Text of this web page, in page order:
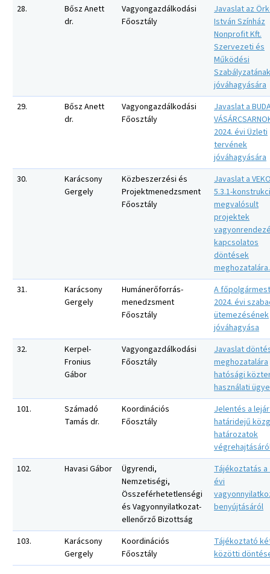
28.
Bősz Anett
dr.
Vagyongazdálkodási
Főosztály
Javaslat az
István Színház
Nonprofit Kft.
Szervezeti és
Működési
Szabályzatának
jóváhagyására
29.
Bősz Anett
dr.
Vagyongazdálkodási
Főosztály
Javaslat a
2024. évi Üzleti
tervének
jóváhagyására
30.
Karácsony
Gergely
Közbeszerzési és
Projektmenedzsment
Főosztály
Javaslat a
5.3.1-
megvalósult
projektek
kapcsolatos
döntések
meghozatalára.
31.
Karácsony
Gergely
Humánerőforrás-
menedzsment
Főosztály
A
2024. évi
ütemezésének
jóváhagyása
32.
Kerpel-
Fronius
Gábor
Vagyongazdálkodási
Főosztály
Javaslat
meghozatalára
hatósági
használati
101.
Számadó
Tamás dr.
Koordinációs
Főosztály
Jelentés a
határidejű
határozatok
102.
Havasi Gábor
Ügyrendi,
Nemzetiségi,
Összeférhetetlenségi
és Vagyonnyilatkozat-
ellenőrző Bizottság
Tájékoztatás a
évi
benyújtásáról
103.
Karácsony
Gergely
Koordinációs
Főosztály
Tájékoztató
közötti